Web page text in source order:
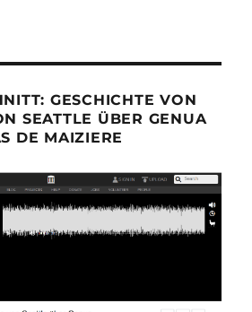
GESCHICHTE VON
SEATTLE ÜBER GENUA
DE MAIZIERE